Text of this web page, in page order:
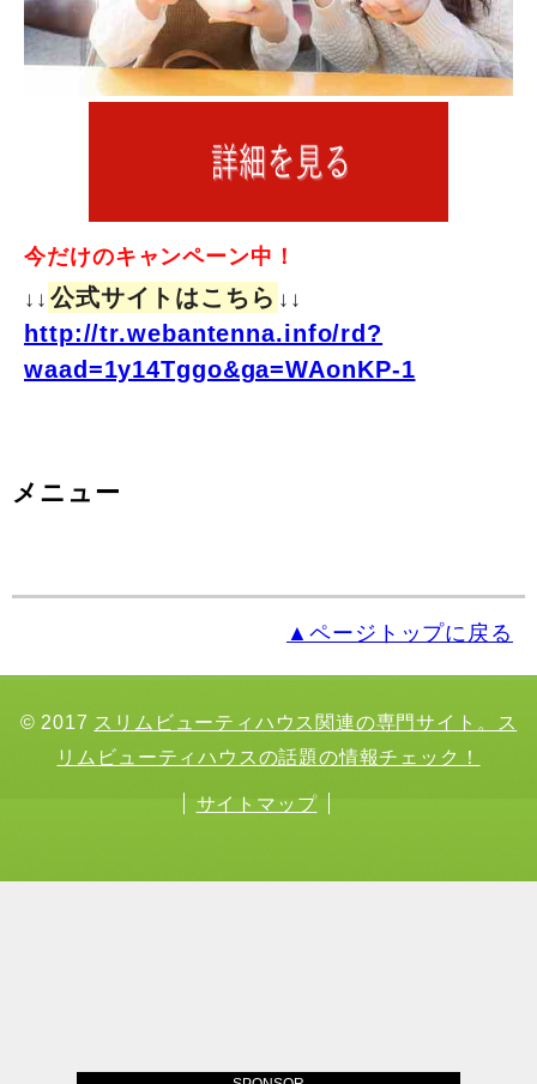
今だけのキャンペーン中！
↓↓ 公式サイトはこちら ↓↓
http://tr.webantenna.info/rd?
waad=1y14Tggo&ga=WAonKP-1
メニュー
▲ページトップに戻る
© 2017 スリムビューティハウス関連の専門サイト。ス
リムビューティハウスの話題の情報チェック！
サイトマップ